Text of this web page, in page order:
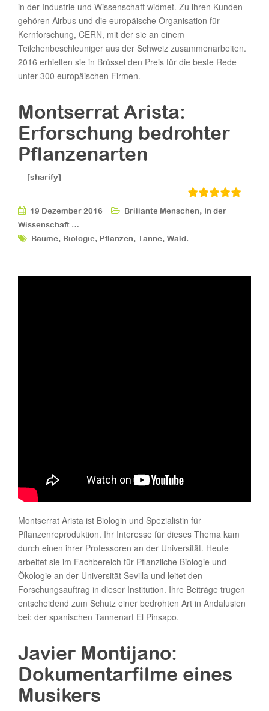
in der Industrie und Wissenschaft widmet. Zu ihren Kunden
gehören Airbus und die europäische Organisation für
Kernforschung, CERN, mit der sie an einem
Teilchenbeschleuniger aus der Schweiz zusammenarbeiten.
2016 erhielten sie in Brüssel den Preis für die beste Rede
unter 300 europäischen Firmen.
Montserrat Arista:
Erforschung bedrohter
Pflanzenarten
[sharify]
19 Dezember 2016 Brillante Menschen, In der
Wissenschaft …
Bäume, Biologie, Pflanzen, Tanne, Wald.
Montserrat Arista ist Biologin und Spezialistin für
Pflanzenreproduktion. Ihr Interesse für dieses Thema kam
durch einen ihrer Professoren an der Universität. Heute
arbeitet sie im Fachbereich für Pflanzliche Biologie und
Ökologie an der Universität Sevilla und leitet den
Forschungsauftrag in dieser Institution. Ihre Beiträge trugen
entscheidend zum Schutz einer bedrohten Art in Andalusien
bei: der spanischen Tannenart El Pinsapo.
Javier Montijano:
Dokumentarfilme eines
Musikers